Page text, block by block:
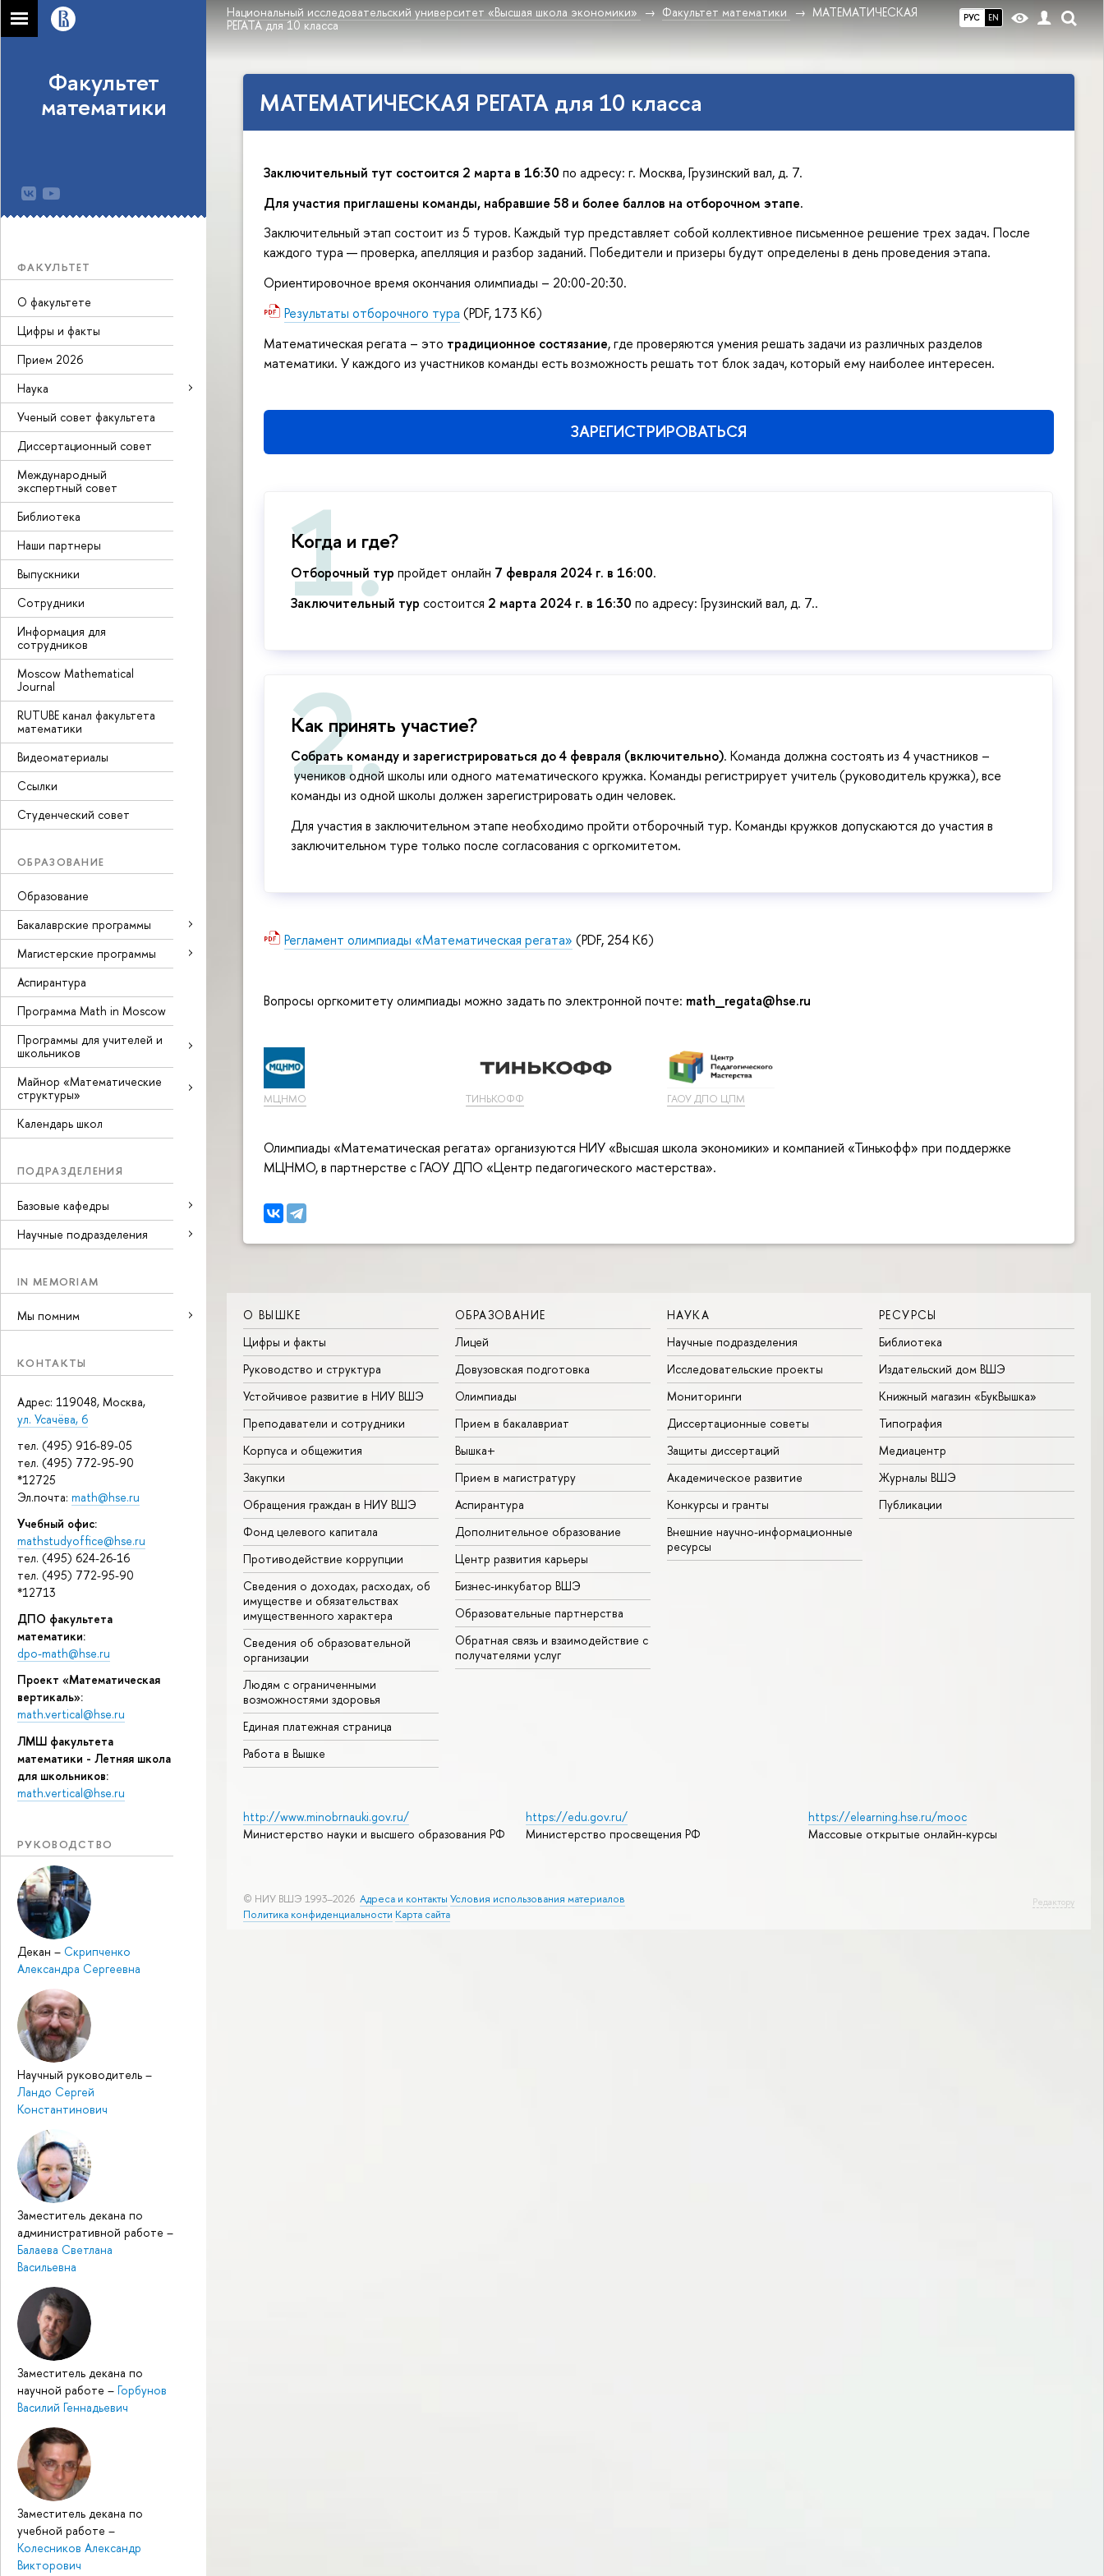
РУС EN
Национальный исследовательский университет «Высшая школа экономики» Факультет математики
МАТЕМАТИЧЕСКАЯ
РЕГАТА для 10 класса
Факультет
математики
ФАКУЛЬТЕТ
О факультете
Цифры и факты
Прием 2026
Наука
Ученый совет факультета
Диссертационный совет
Международный
экспертный совет
Библиотека
Наши партнеры
Выпускники
Сотрудники
Информация для
сотрудников
Moscow Mathematical
Journal
RUTUBE канал факультета
математики
Видеоматериалы
Ссылки
Студенческий совет
ОБРАЗОВАНИЕ
Образование
Бакалаврские программы
Магистерские программы
Аспирантура
Программа Math in Moscow
Программы для учителей и
школьников
Майнор «Математические
структуры»
Календарь школ
ПОДРАЗДЕЛЕНИЯ
Базовые кафедры
Научные подразделения
IN MEMORIAM
Мы помним
КОНТАКТЫ
Адрес: 119048, Москва,
ул. Усачёва, 6
тел. (495) 916-89-05
тел. (495) 772-95-90
*12725
Эл.почта: math@hse.ru
Учебный офис:
mathstudyoffice@hse.ru
тел. (495) 624-26-16
тел. (495) 772-95-90
*12713
ДПО факультета
математики:
dpo-math@hse.ru
Проект «Математическая
вертикаль»:
math.vertical@hse.ru
ЛМШ факультета
математики - Летняя школа
для школьников:
math.vertical@hse.ru
РУКОВОДСТВО
Декан – Скрипченко
Александра Сергеевна
Научный руководитель –
Ландо Сергей
Константинович
Заместитель декана по
административной работе –
Балаева Светлана
Васильевна
Заместитель декана по
научной работе – Горбунов
Василий Геннадьевич
Заместитель декана по
учебной работе –
Колесников Александр
Викторович
МАТЕМАТИЧЕСКАЯ РЕГАТА для 10 класса
Заключительный тут состоится 2 марта в 16:30 по адресу: г. Москва, Грузинский вал, д. 7.
Для участия приглашены команды, набравшие 58 и более баллов на отборочном этапе.
Заключительный этап состоит из 5 туров. Каждый тур представляет собой коллективное письменное решение трех задач. После
каждого тура — проверка, апелляция и разбор заданий. Победители и призеры будут определены в день проведения этапа.
Ориентировочное время окончания олимпиады – 20:00-20:30.
Результаты отборочного тура (PDF, 173 Кб)
Математическая регата – это традиционное состязание, где проверяются умения решать задачи из различных разделов
математики. У каждого из участников команды есть возможность решать тот блок задач, который ему наиболее интересен.
ЗАРЕГИСТРИРОВАТЬСЯ
Когда и где?
Отборочный тур пройдет онлайн 7 февраля 2024 г. в 16:00.
Заключительный тур состоится 2 марта 2024 г. в 16:30 по адресу: Грузинский вал, д. 7..
Как принять участие?
Собрать команду и зарегистрироваться до 4 февраля (включительно). Команда должна состоять из 4 участников –
учеников одной школы или одного математического кружка. Команды регистрирует учитель (руководитель кружка), все
команды из одной школы должен зарегистрировать один человек.
Для участия в заключительном этапе необходимо пройти отборочный тур. Команды кружков допускаются до участия в
заключительном туре только после согласования с оргкомитетом.
Регламент олимпиады «Математическая регата» (PDF, 254 Кб)
Вопросы оргкомитету олимпиады можно задать по электронной почте: math_regata@hse.ru
МЦНМО ТИНЬКОФФ ГАОУ ДПО ЦПМ
Олимпиады «Математическая регата» организуются НИУ «Высшая школа экономики» и компанией «Тинькофф» при поддержке
МЦНМО, в партнерстве с ГАОУ ДПО «Центр педагогического мастерства».
О ВЫШКЕ
Цифры и факты
Руководство и структура
Устойчивое развитие в НИУ ВШЭ
Преподаватели и сотрудники
Корпуса и общежития
Закупки
Обращения граждан в НИУ ВШЭ
Фонд целевого капитала
Противодействие коррупции
Сведения о доходах, расходах, об
имуществе и обязательствах
имущественного характера
Сведения об образовательной
организации
Людям с ограниченными
возможностями здоровья
Единая платежная страница
Работа в Вышке
ОБРАЗОВАНИЕ
Лицей
Довузовская подготовка
Олимпиады
Прием в бакалавриат
Вышка+
Прием в магистратуру
Аспирантура
Дополнительное образование
Центр развития карьеры
Бизнес-инкубатор ВШЭ
Образовательные партнерства
Обратная связь и взаимодействие с
получателями услуг
НАУКА
Научные подразделения
Исследовательские проекты
Мониторинги
Диссертационные советы
Защиты диссертаций
Академическое развитие
Конкурсы и гранты
Внешние научно-информационные
ресурсы
РЕСУРСЫ
Библиотека
Издательский дом ВШЭ
Книжный магазин «БукВышка»
Типография
Медиацентр
Журналы ВШЭ
Публикации
http://www.minobrnauki.gov.ru/
Министерство науки и высшего образования РФ
https://edu.gov.ru/
Министерство просвещения РФ
https://elearning.hse.ru/mooc
Массовые открытые онлайн-курсы
© НИУ ВШЭ 1993–2026 Адреса и контакты Условия использования материалов
Политика конфиденциальности Карта сайта
Редактору